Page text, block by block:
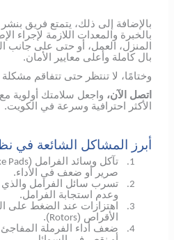
بالإضافة إلى ذلك، يتمتع فريق
بالخبرة والمعدات اللازمة لإجراء
المنزل، العمل، أو حتى على
بال كاملة وأعلى معايير الأمان.
وختامًا، لا تنتظر حتى تتفاقم
اتصل الآن، واجعل سلامتك أولوية
الأكثر احترافية وسرعة في الكويت.
أبرز المشاكل الشائعة في
1. تآكل وسائد الفرامل (Pads
صرير أو ضعف في الأداء.
2.
تسرب سائل الفرامل
وعدم استجابة الفرامل.
3.
اهتزازات عند الضغط على
الأقراص (Rotors
).
4.
ضعف أداء الفرملة